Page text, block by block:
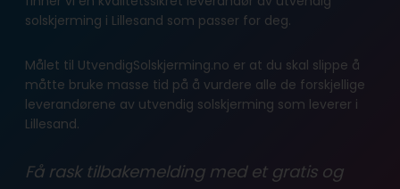
solskjerming i Lillesand som passer for deg.
Målet til UtvendigSolskjerming.no er at du skal slippe å
måtte bruke masse tid på å vurdere alle de forskjellige
leverandørene av utvendig solskjerming som leverer i
Lillesand.
Få rask tilbakemelding med et gratis og